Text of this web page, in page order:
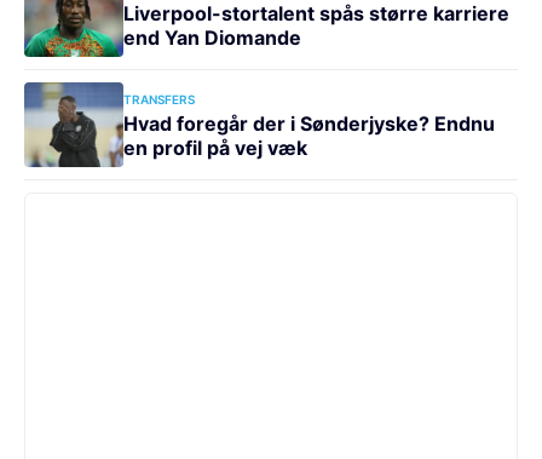
Liverpool-stortalent spås større karriere
end Yan Diomande
TRANSFERS
Hvad foregår der i Sønderjyske? Endnu
en profil på vej væk